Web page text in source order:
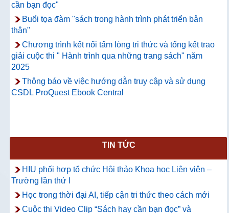
cần bạn đọc"
Buổi tọa đàm "sách trong hành trình phát triển bản
thân"
Chương trình kết nối tấm lòng tri thức và tổng kết trao
giải cuộc thi " Hành trình qua những trang sách" năm
2025
Thông báo về việc hướng dẫn truy cập và sử dụng
CSDL ProQuest Ebook Central
TIN TỨC
HIU phối hợp tổ chức Hội thảo Khoa học Liên viện –
Trường lần thứ I
Học trong thời đại AI, tiếp cận tri thức theo cách mới
Cuộc thi Video Clip “Sách hay cần bạn đọc” và